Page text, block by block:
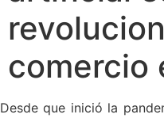
comercio
Desde que inició la